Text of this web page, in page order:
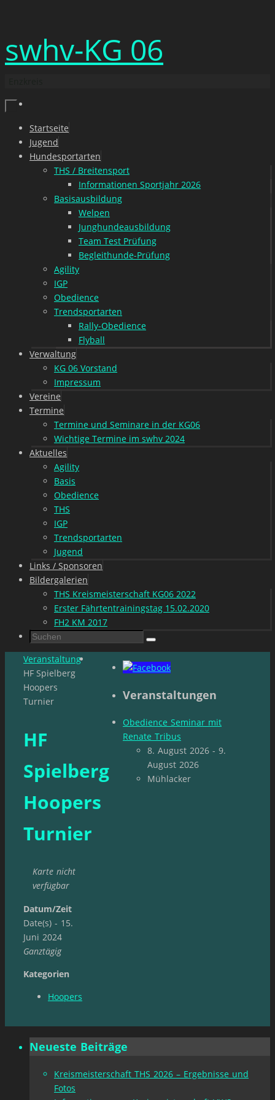
Inhalt
springen
swhv-KG 06
Zum
Inhalt
springen
Startseite
Jugend
Hundesportarten
THS / Breitensport
Informationen Sportjahr 2026
Basisausbildung
Welpen
Junghundeausbildung
Team Test Prüfung
Begleithunde-Prüfung
Agility
IGP
Obedience
Trendsportarten
Rally-Obedience
Flyball
Verwaltung
KG 06 Vorstand
Impressum
Vereine
Termine
Termine und Seminare in der KG06
Wichtige Termine im swhv 2024
Aktuelles
Agility
Basis
Obedience
THS
IGP
Trendsportarten
Jugend
Links / Sponsoren
Bildergalerien
THS Kreismeisterschaft KG06 2022
Erster Fährtentrainingstag 15.02.2020
FH2 KM 2017
Suchen
nach:
Suchen
Start
Veranstaltung
HF Spielberg
Hoopers
Turnier
HF
Spielberg
Hoopers
Turnier
Karte nicht
verfügbar
Datum/Zeit
Date(s) - 15.
Juni 2024
Ganztägig
Kategorien
Hoopers
Veranstaltungen
Obedience Seminar mit
Renate Tribus
8. August 2026 - 9.
August 2026
Mühlacker
Neueste Beiträge
Kreismeisterschaft THS 2026 – Ergebnisse und
Fotos